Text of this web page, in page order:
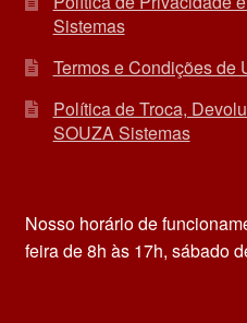
Sistemas
Termos e Condições de
Política de Troca,
SOUZA Sistemas
Nosso horário de
feira de 8h às 17h, sábado